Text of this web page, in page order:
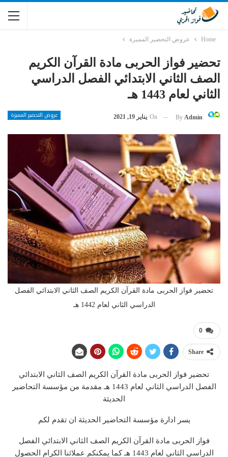
Home عروض التحضير المميزة
تحضير فواز الحربى مادة القرآن الكريم
الصف الثاني الابتدائي الفصل الدراسي
الثاني لعام 1443 هـ
عروض التحضير المميزة By Admin
On يناير 19, 2021
تحضير فواز الحربى مادة القرآن الكريم الصف الثاني الابتدائي الفصل
الدراسي الثاني لعام 1442 هـ
0
Share
تحضير فواز الحربى مادة القرآن الكريم الصف الثاني الابتدائي
الفصل الدراسي الثاني لعام 1443 هـ مقدمة من مؤسسة التحاضير
الحديثة
يسر ادارة مؤسسة التحاضير الحديثة ان تقدم لكم
فواز الحربى مادة القرآن الكريم الصف الثاني الابتدائي الفصل
الدراسي الثاني لعام 1443 هـ كما يمكنكم عملائنا الكرام الحصول